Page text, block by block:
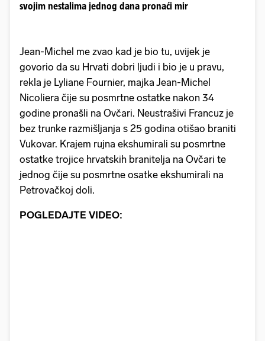
svojim nestalima jednog dana pronaći mir
Jean-Michel me zvao kad je bio tu, uvijek je
govorio da su Hrvati dobri ljudi i bio je u pravu,
rekla je Lyliane Fournier, majka Jean-Michel
Nicoliera čije su posmrtne ostatke nakon 34
godine pronašli na Ovčari. Neustrašivi Francuz je
bez trunke razmišljanja s 25 godina otišao braniti
Vukovar. Krajem rujna ekshumirali su posmrtne
ostatke trojice hrvatskih branitelja na Ovčari te
jednog čije su posmrtne osatke ekshumirali na
Petrovačkoj doli.
POGLEDAJTE VIDEO: